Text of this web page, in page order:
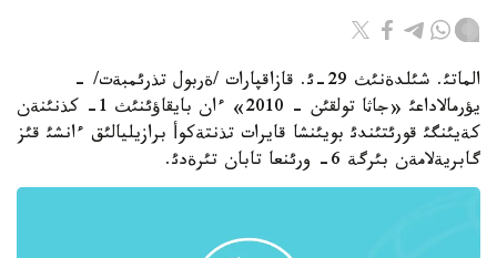
الماتئ. شئلدةنئث 29-ئ. قازاقپارات /ةربول تذرئمبةت/ -
يؤرمالاداعئ «جاثا تولقئن - 2010» ءان بايقاؤئنئث 1- كذنئنةن
كةيئنگئ قورئتئندئ بويئنشا قايرات تذنتةكوأ برازيليالئق ءانشئ قئز
گابريةلامةن بئرگة 6- ورئنعا تابان تئرةدئ.